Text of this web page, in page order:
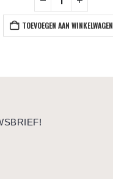
TOEVOEGEN AAN WINKELWAGEN